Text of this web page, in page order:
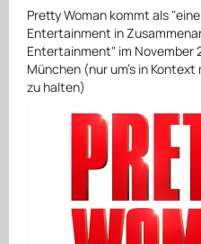
Pretty Woman kommt als
Entertainment in
Entertainment" im November
München (nur um's in
zu halten)